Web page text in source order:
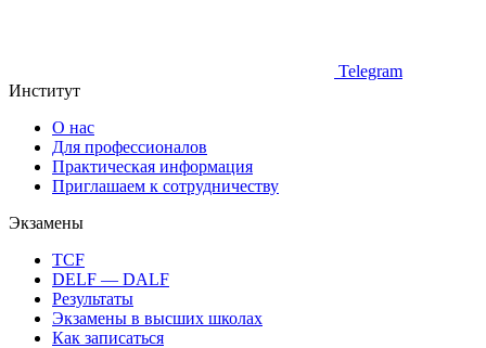
Telegram
Институт
О нас
Для профессионалов
Практическая информация
Приглашаем к сотрудничеству
Экзамены
TCF
DELF — DALF
Результаты
Экзамены в высших школах
Как записаться